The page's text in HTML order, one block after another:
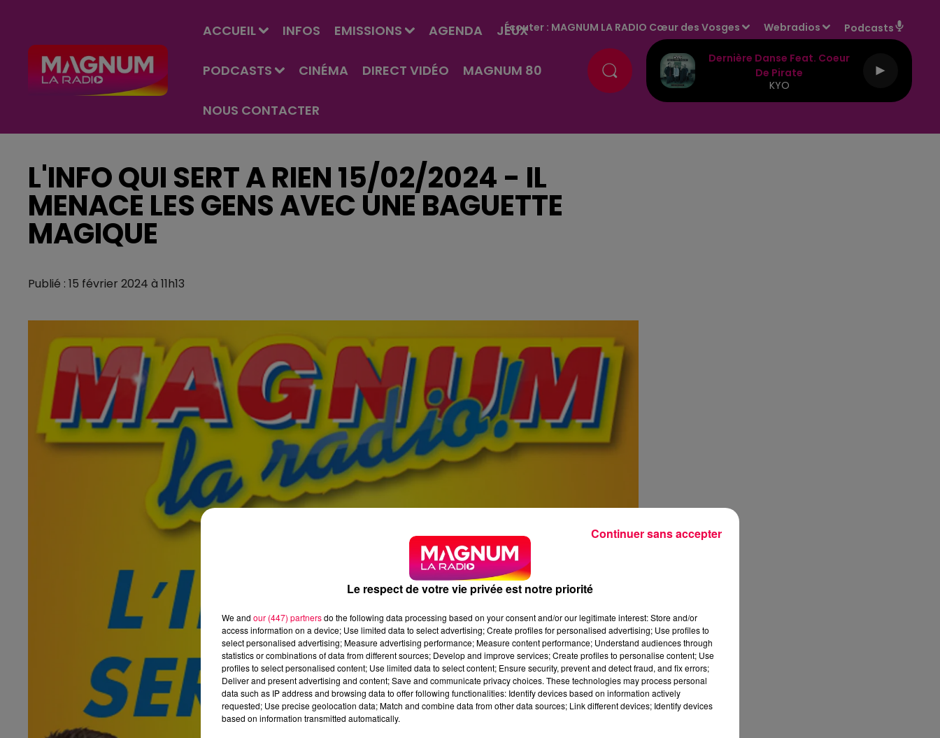
ACCUEIL INFOS EMISSIONS AGENDA JEUX
PODCASTS CINÉMA DIRECT VIDÉO MAGNUM 80
NOUS CONTACTER
Écouter : MAGNUM LA RADIO Cœur des Vosges Webradios Podcasts
Dernière Danse Feat. Coeur
De Pirate
KYO
L'INFO QUI SERT A RIEN 15/02/2024 - IL
MENACE LES GENS AVEC UNE BAGUETTE
MAGIQUE
Publié : 15 février 2024 à 11h13
Le respect de votre vie privée est notre priorité
We and our (447) partnersdo the following data processing based on your consent and/or our legitimate interest: Store and/or
access information on a device; Use limited data to select advertising; Create profiles for personalised advertising; Use profiles to
select personalised advertising; Measure advertising performance; Measure content performance; Understand audiences through
statistics or combinations of data from different sources; Develop and improve services; Create profiles to personalise content; Use
profiles to select personalised content; Use limited data to select content; Ensure security, prevent and detect fraud, and fix errors;
Deliver and present advertising and content; Save and communicate privacy choices. These technologies may process personal
data such as IP address and browsing data to offer following functionalities: Identify devices based on information actively
requested; Use precise geolocation data; Match and combine data from other data sources; Link different devices; Identify devices
based on information transmitted automatically.
Continuer sans accepter